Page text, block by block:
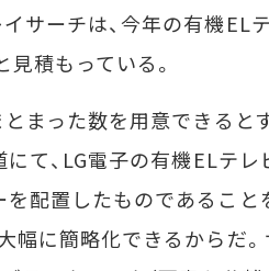
サーチは、今年の有機EL
積もっている。
まった数を用意できると
て、LG電子の有機ELテレ
配置したものであること
幅に簡略化できるからだ